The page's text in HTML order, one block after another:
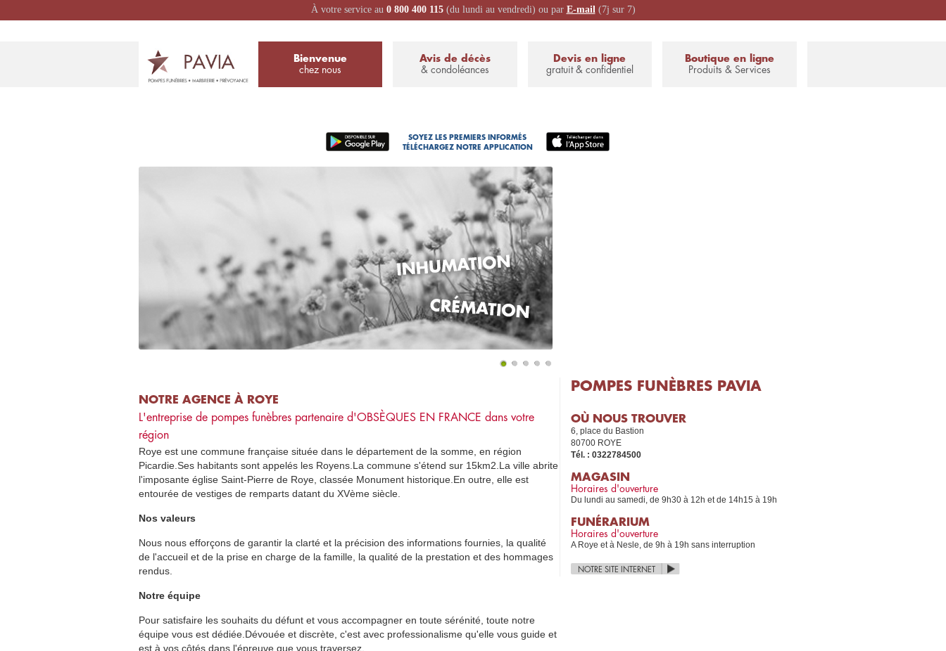
À votre service au 0 800 400 115(du lundi au vendredi) ou par E-mail(7j sur 7)
Bienvenue
chez nous
Avis de décès
& condoléances
Devis en ligne
gratuit & confidentiel
Boutique en ligne
Produits & Services
SOYEZ LES PREMIERS INFORMÉS
TÉLÉCHARGEZ NOTRE APPLICATION
et obtenez un tarif dans les meilleurs délais
LE DÉCÈS DE VOTRE PROCHE
VIENT DE SURVENIR
DEVIS URGENT
NOTRE AGENCE À ROYE
L'entreprise de pompes funèbres partenaire d'OBSÈQUES EN FRANCE dans votre
région
Roye est une commune française située dans le département de la somme, en région
Picardie.Ses habitants sont appelés les Royens.La commune s'étend sur 15km2.La ville abrite
l'imposante église Saint-Pierre de Roye, classée Monument historique.En outre, elle est
entourée de vestiges de remparts datant du XVème siècle.
Nos valeurs
Nous nous efforçons de garantir la clarté et la précision des informations fournies, la qualité
de l'accueil et de la prise en charge de la famille, la qualité de la prestation et des hommages
rendus.
Notre équipe
Pour satisfaire les souhaits du défunt et vous accompagner en toute sérénité, toute notre
équipe vous est dédiée.Dévouée et discrète, c'est avec professionalisme qu'elle vous guide et
est à vos côtés dans l'épreuve que vous traversez.
POMPES FUNÈBRES PAVIA
OÙ NOUS TROUVER
6, place du Bastion
80700 ROYE
Tél. :0322784500
MAGASIN
Horaires d'ouverture
Du lundi au samedi, de 9h30 à 12h et de 14h15 à 19h
FUNÉRARIUM
Horaires d'ouverture
A Roye et à Nesle, de 9h à 19h sans interruption
NOTRE SITE INTERNET